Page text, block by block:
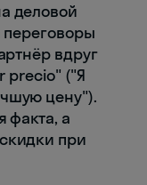
деловой
переговоры
вдруг
precio" ("Я
цену").
факта, а
при